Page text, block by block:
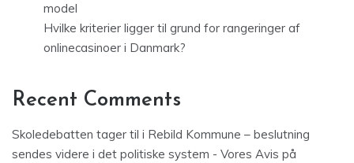
model
Hvilke kriterier ligger til grund for rangeringer af
onlinecasinoer i Danmark?
Recent Comments
Skoledebatten tager til i Rebild Kommune – beslutning
sendes videre i det politiske system - Vores Avis på